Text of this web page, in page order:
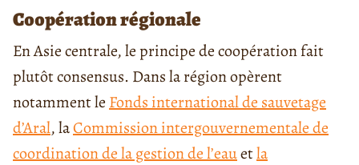
Coopérationrégionale
En Asie centrale, le principe de coopération fait
plutôt consensus. Dans la région opèrent
notamment le Fonds international de sauvetage
d’Aral, laCommission intergouvernementale de
coordination de la gestion de l’eauetla